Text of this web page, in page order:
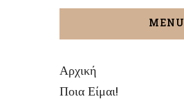
MENU
Αρχική
Ποια Είμαι!